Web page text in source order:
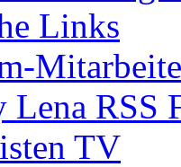
Links
Lena RSS
TV